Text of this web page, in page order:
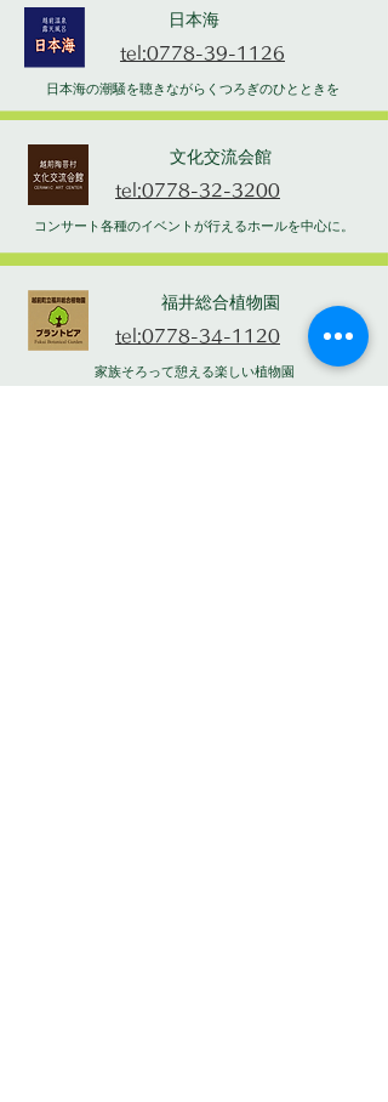
日本海
tel:0778-39-1126
日本海の潮騒を聴きながらくつろぎのひとときを
文化交流会館
tel:0778-32-3200
コンサート各種のイベントが行えるホールを中心に。
福井総合植物園
tel:0778-34-1120
家族そろって憩える楽しい植物園